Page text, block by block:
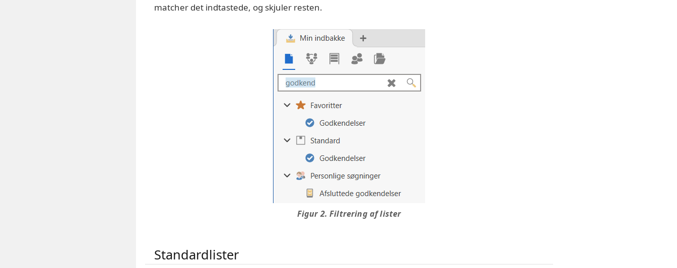
matcher det indtastede, og skjuler resten.
Figur 2. Filtrering af lister
Standardlister